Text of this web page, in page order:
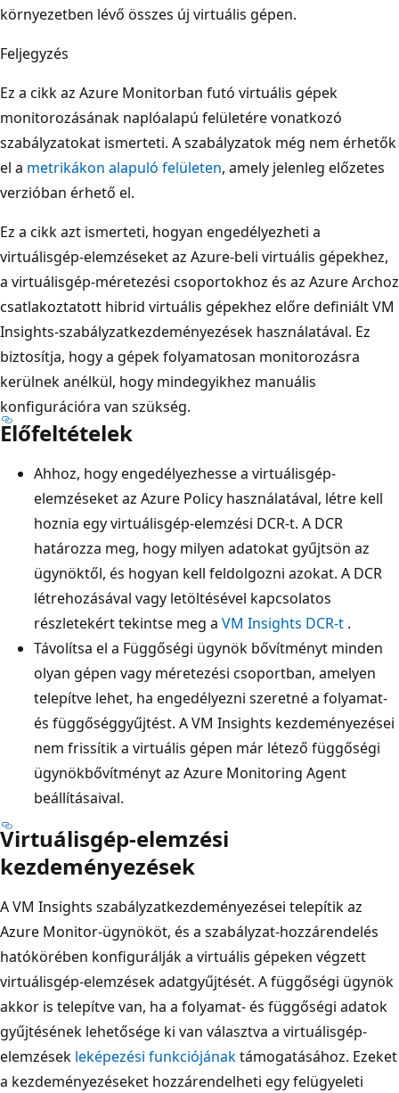
környezetben lévő összes új virtuális gépen.
Feljegyzés
Ez a cikk az Azure Monitorban futó virtuális gépek
monitorozásának naplóalapú felületére vonatkozó
szabályzatokat ismerteti. A szabályzatok még nem érhetők
el a metrikákon alapuló felületen, amely jelenleg előzetes
verzióban érhető el.
Ez a cikk azt ismerteti, hogyan engedélyezheti a
virtuálisgép-elemzéseket az Azure-beli virtuális gépekhez,
a virtuálisgép-méretezési csoportokhoz és az Azure Archoz
csatlakoztatott hibrid virtuális gépekhez előre definiált VM
Insights-szabályzatkezdeményezések használatával. Ez
biztosítja, hogy a gépek folyamatosan monitorozásra
kerülnek anélkül, hogy mindegyikhez manuális
konfigurációra van szükség.
Előfeltételek
Ahhoz, hogy engedélyezhesse a virtuálisgép-
elemzéseket az Azure Policy használatával, létre kell
hoznia egy virtuálisgép-elemzési DCR-t. A DCR
határozza meg, hogy milyen adatokat gyűjtsön az
ügynöktől, és hogyan kell feldolgozni azokat. A DCR
létrehozásával vagy letöltésével kapcsolatos
részletekért tekintse meg a VM Insights DCR-t .
Távolítsa el a Függőségi ügynök bővítményt minden
olyan gépen vagy méretezési csoportban, amelyen
telepítve lehet, ha engedélyezni szeretné a folyamat-
és függőséggyűjtést. A VM Insights kezdeményezései
nem frissítik a virtuális gépen már létező függőségi
ügynökbővítményt az Azure Monitoring Agent
beállításaival.
Virtuálisgép-elemzési
kezdeményezések
A VM Insights szabályzatkezdeményezései telepítik az
Azure Monitor-ügynököt, és a szabályzat-hozzárendelés
hatókörében konfigurálják a virtuális gépeken végzett
virtuálisgép-elemzések adatgyűjtését. A függőségi ügynök
akkor is telepítve van, ha a folyamat- és függőségi adatok
gyűjtésének lehetősége ki van választva a virtuálisgép-
elemzések leképezési funkciójánaktámogatásához. Ezeket
a kezdeményezéseket hozzárendelheti egy felügyeleti